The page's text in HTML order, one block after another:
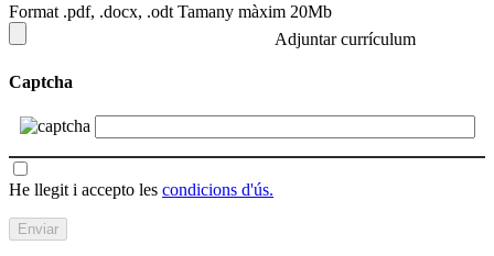
Format .pdf, .docx, .odt Tamany màxim 20Mb
Adjuntar currículum
Captcha
He llegit i accepto les condicions d'ús.